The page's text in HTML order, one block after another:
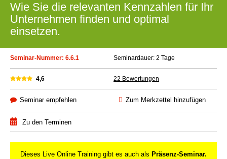
Wie Sie die relevanten Kennzahlen für Ihr
Unternehmen finden und optimal
einsetzen.
Seminar-Nummer: 6.6.1 Seminardauer: 2 Tage
4,6 22 Bewertungen
Seminar empfehlen Zum Merkzettel hinzufügen
Zu den Terminen
Dieses Live Online Training gibt es auch als Präsenz-Seminar.